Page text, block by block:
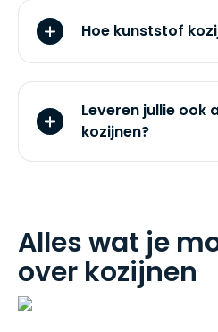
Hoe kunststof
Leveren jullie ook
kozijnen?
Alles wat je
over kozijnen